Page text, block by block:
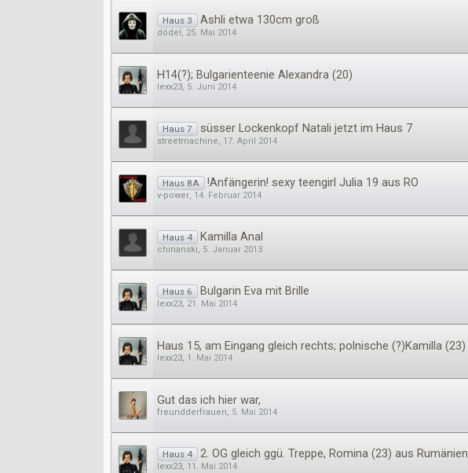
Haus 3 Ashli etwa 130cm groß
dödel, 25. Mai 2014
H14(?); Bulgarienteenie Alexandra (20)
lexx23, 5. Juni 2014
Haus 7 süsser Lockenkopf Natali jetzt im Haus 7
streetmachine, 17. April 2014
Haus 8A !Anfängerin! sexy teengirl Julia 19 aus RO
v-power, 14. Februar 2014
Haus 4 Kamilla Anal
chinanski, 5. Januar 2013
Haus 6 Bulgarin Eva mit Brille
lexx23, 21. Mai 2014
Haus 15, am Eingang gleich rechts; polnische (?)Kamilla (23)
lexx23, 1. Mai 2014
Gut das ich hier war,
freundderfrauen, 5. Mai 2014
Haus 4 2. OG gleich ggü. Treppe, Romina (23) aus Rumänien
lexx23, 11. Mai 2014